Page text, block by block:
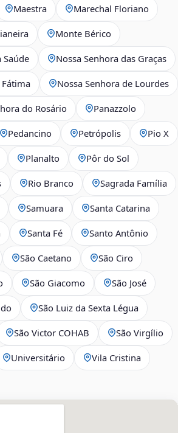
Maestra Marechal Floriano
Monte Bérico
Saúde Nossa Senhora das Graças
Nossa Senhora de Lourdes
do Rosário Panazzolo
Pedancino Petrópolis Pio X
Planalto Pôr do Sol
Rio Branco Sagrada Família
Samuara Santa Catarina
Santa Fé Santo Antônio
São Caetano São Ciro
São Giacomo São José
São Luiz da Sexta Légua
São Victor COHAB São Virgílio
Universitário Vila Cristina